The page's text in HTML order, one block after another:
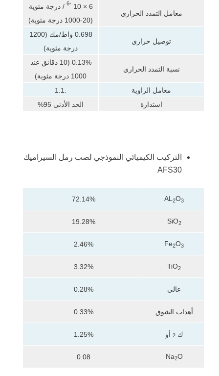
معامل التمدد الحراري
-6 / درجة مئوية
توصيل حراري
0.698 واط/مك (1200
درجة مئوية)
نسبة التمدد الحراري
0.13% (10 دقائق عند
1000 درجة مئوية)
معامل الزاوية
استدارة
الحد الأدنى 95%
التركيب الكيميائي النموذجي لصب رمل السيراميك
AFS30
AL2
72.14%
SiO
19.28%
Fe2
2.46%
TiO
3.32%
عالي 0.28%
أهداب الشوق 0.33%
2أو 1.25%
Na
0.08